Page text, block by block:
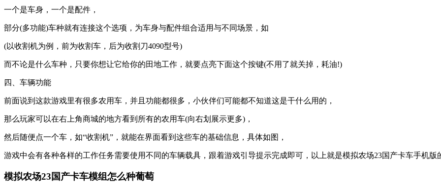
一个是车身，一个是配件，
部分(多功能)车种就有连接这个选项，为车身与配件组合适用与不同场景，如
(以收割机为例，前为收割车，后为收割刀4090型号)
而不论是什么车种，只要你想让它给你的田地工作，就要点亮下面这个按键(不用了就关掉，耗油!)
四、车辆功能
前面说到这款游戏里有很多农用车，并且功能都很多，小伙伴们可能都不知道这是干什么用的，
那么玩家可以在右上角商城的地方看到所有的农用车(向右划展示更多)，
然后随便点一个车，如“收割机”，就能在界面看到这些车的基础信息，具体如图，
游戏中会有各种各样的工作任务需要使用不同的车辆载具，跟着游戏引导提示完成即可，以上就是模拟农场23国产卡车手机版
模拟农场23国产卡车模组怎么种葡萄